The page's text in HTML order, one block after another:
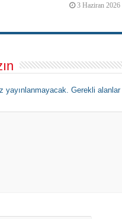
3 Haziran 2026
yayınlanmayacak. Gerekli alanlar